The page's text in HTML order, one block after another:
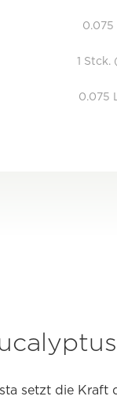
0.075
1 Stck.
0.075
setzt die